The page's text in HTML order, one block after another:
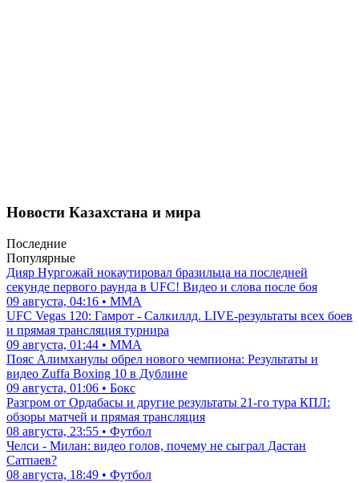
Новости Казахстана и мира
Последние
Популярные
Дияр Нургожай нокаутировал бразильца на последней
секунде первого раунда в UFC! Видео и слова после боя
09 августа, 04:16 • ММА
UFC Vegas 120: Гамрот - Салкиллд. LIVE-результаты всех боев
и прямая трансляция турнира
09 августа, 01:44 • ММА
Пояс Алимханулы обрел нового чемпиона: Результаты и
видео Zuffa Boxing 10 в Дублине
09 августа, 01:06 • Бокс
Разгром от Ордабасы и другие результаты 21-го тура КПЛ:
обзоры матчей и прямая трансляция
08 августа, 23:55 • Футбол
Челси - Милан: видео голов, почему не сыграл Дастан
Сатпаев?
08 августа, 18:49 • Футбол